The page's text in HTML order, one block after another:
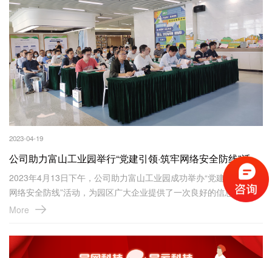
2023-04-19
公司助力富山工业园举行“党建引领·筑牢网络安全防线”活动取得圆满成功！
2023年4月13日下午，公司助力富山工业园成功举办“党建引领·筑牢
网络安全防线”活动，为园区广大企业提供了一次良好的信息安全攻
防演练学习机会。
More